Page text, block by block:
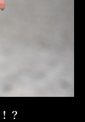
？